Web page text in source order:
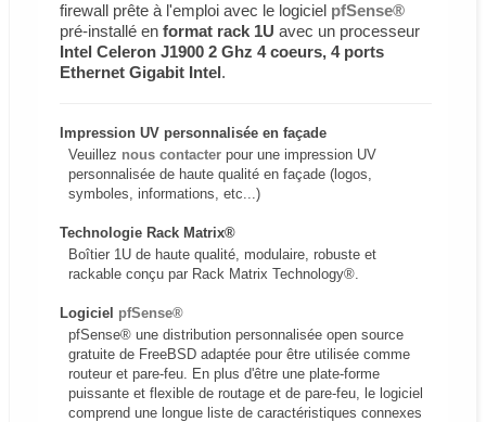
firewall prête à l'emploi avec le logiciel pfSense®
pré-installé en format rack 1U avec un processeur
Intel Celeron J1900 2 Ghz 4 coeurs, 4 ports
Ethernet Gigabit Intel.
Impression UV personnalisée en façade
Veuillez nous contacter pour une impression UV
personnalisée de haute qualité en façade (logos,
symboles, informations, etc...)
Technologie Rack Matrix®
Boîtier 1U de haute qualité, modulaire, robuste et
rackable conçu par Rack Matrix Technology®.
Logiciel pfSense®
pfSense® une distribution personnalisée open source
gratuite de FreeBSD adaptée pour être utilisée comme
routeur et pare-feu. En plus d'être une plate-forme
puissante et flexible de routage et de pare-feu, le logiciel
comprend une longue liste de caractéristiques connexes